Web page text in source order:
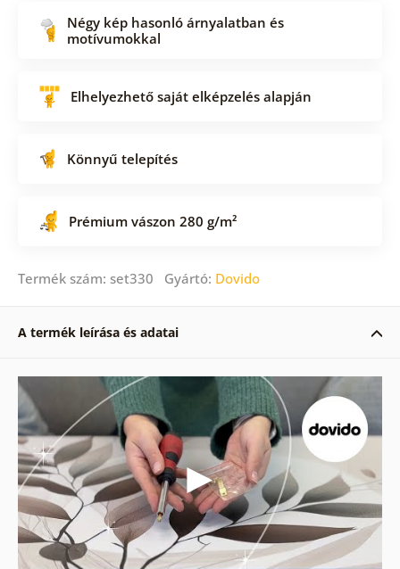
Négy kép hasonló árnyalatban és
motívumokkal
Elhelyezhető saját elképzelés alapján
Könnyű telepítés
Prémium vászon 280 g/m²
Termék szám: set330 Gyártó: Dovido
A termék leírása és adatai